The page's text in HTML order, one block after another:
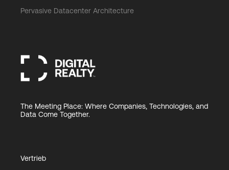
Pervasive Datacenter Architecture
The Meeting Place: Where Companies, Technologies, and
Data Come Together.
Vertrieb